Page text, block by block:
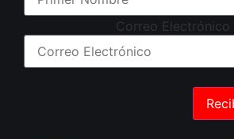
Correo Electrónico